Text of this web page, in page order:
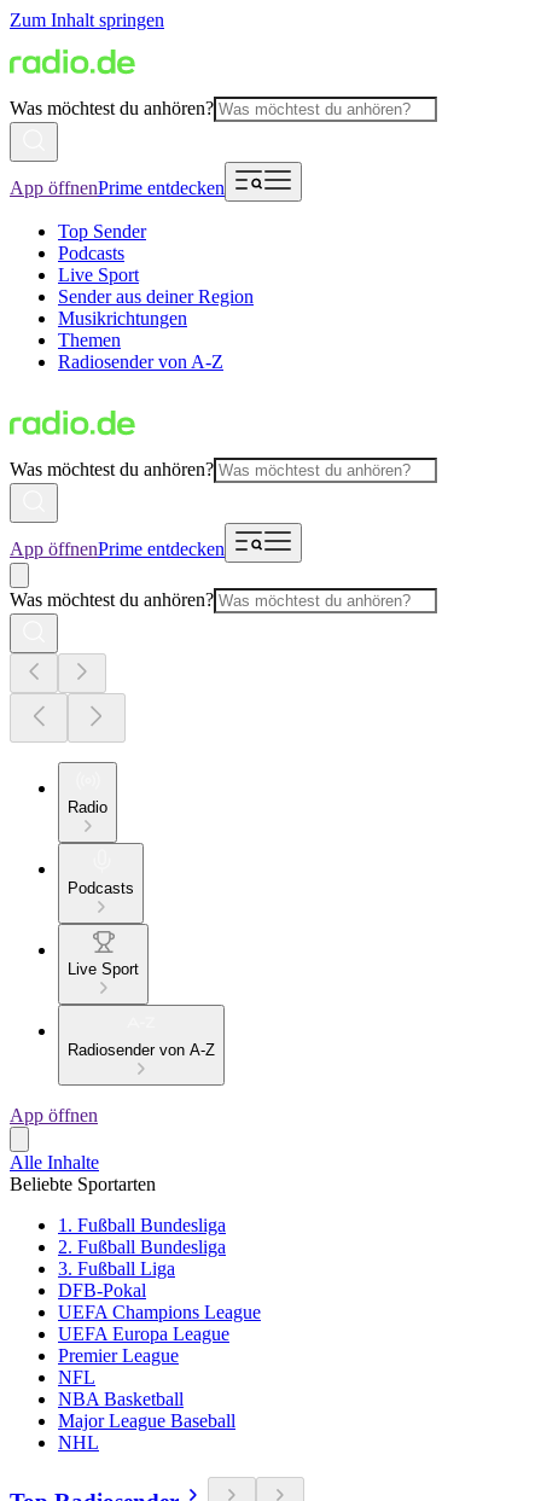
Zum Inhalt springen
Was möchtest du anhören?
App öffnenPrime entdecken
Top Sender
Podcasts
Live Sport
Sender aus deiner Region
Musikrichtungen
Themen
Radiosender von A-Z
Was möchtest du anhören?
App öffnenPrime entdecken
Was möchtest du anhören?
Radio
Podcasts
Live Sport
Radiosender von A-Z
App öffnen
Alle Inhalte
Beliebte Sportarten
1. Fußball Bundesliga
2. Fußball Bundesliga
3. Fußball Liga
DFB-Pokal
UEFA Champions League
UEFA Europa League
Premier League
NFL
NBA Basketball
Major League Baseball
NHL